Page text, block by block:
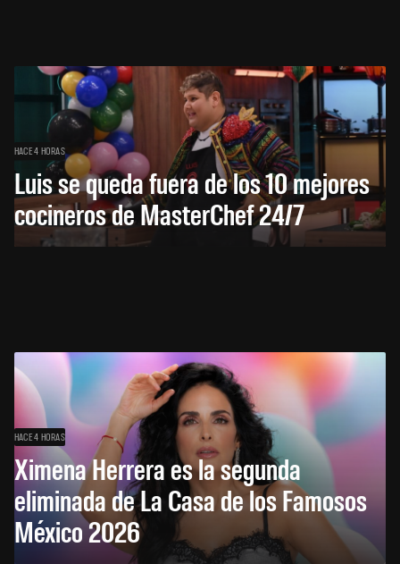
HACE 4 HORAS
Luis se queda fuera de los 10 mejores
cocineros de MasterChef 24/7
HACE 4 HORAS
Ximena Herrera es la segunda
eliminada de La Casa de los Famosos
México 2026